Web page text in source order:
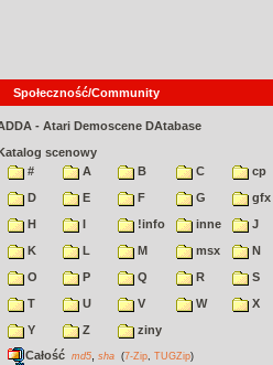
Społeczność/Community
- Atari Demoscene DAtabase
scenowy
#
A B C
cp
D
E F G
gfx
H
I !info inne
J
K
L M msx
N
O
P Q R
S
T
U V W
X
Y
Z
ziny
Całość md5 sha (7-Zip TUGZip)